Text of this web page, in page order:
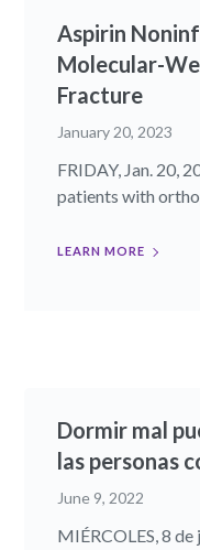
Aspirin
Molecular-
Fracture
January 20, 2023
FRIDAY, Jan. 20,
patients with
LEARN MORE
Dormir mal
las personas
June 9, 2022
MIÉRCOLES, 8